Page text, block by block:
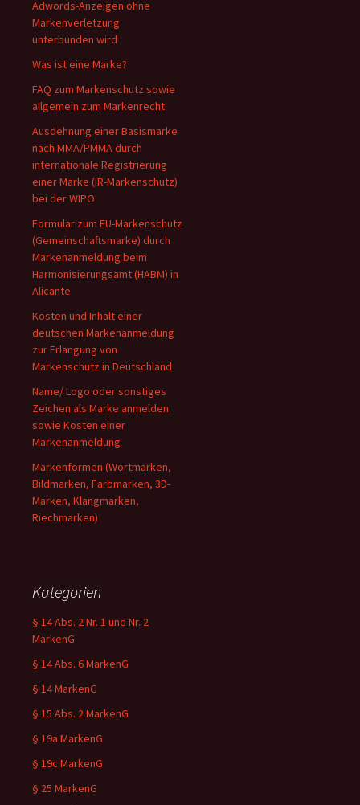
Adwords-Anzeigen ohne
Markenverletzung
unterbunden wird
Was ist eine Marke?
FAQ zum Markenschutz sowie
allgemein zum Markenrecht
Ausdehnung einer Basismarke
nach MMA/PMMA durch
internationale Registrierung
einer Marke (IR-Markenschutz)
bei der WIPO
Formular zum EU-Markenschutz
(Gemeinschaftsmarke) durch
Markenanmeldung beim
Harmonisierungsamt (HABM) in
Alicante
Kosten und Inhalt einer
deutschen Markenanmeldung
zur Erlangung von
Markenschutz in Deutschland
Name/ Logo oder sonstiges
Zeichen als Marke anmelden
sowie Kosten einer
Markenanmeldung
Markenformen (Wortmarken,
Bildmarken, Farbmarken, 3D-
Marken, Klangmarken,
Riechmarken)
Kategorien
§ 14 Abs. 2 Nr. 1 und Nr. 2
MarkenG
§ 14 Abs. 6 MarkenG
§ 14 MarkenG
§ 15 Abs. 2 MarkenG
§ 19a MarkenG
§ 19c MarkenG
§ 25 MarkenG